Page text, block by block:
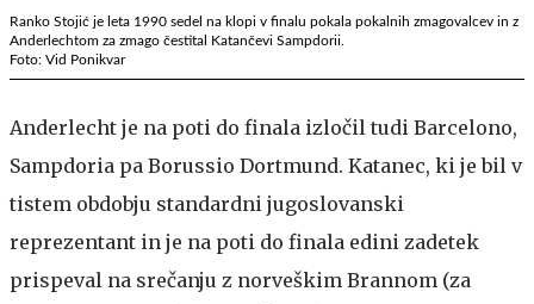
Ranko Stojić je leta 1990 sedel na klopi v finalu pokala pokalnih zmagovalcev in z
Anderlechtom za zmago čestital Katančevi Sampdorii.
Foto: Vid Ponikvar
Anderlecht je na poti do finala izločil tudi Barcelono,
Sampdoria pa Borussio Dortmund. Katanec, ki je bil v
tistem obdobju standardni jugoslovanski
reprezentant in je na poti do finala edini zadetek
prispeval na srečanju z norveškim Brannom (za